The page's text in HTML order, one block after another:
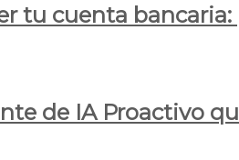
tu cuenta
de IA Proactivo